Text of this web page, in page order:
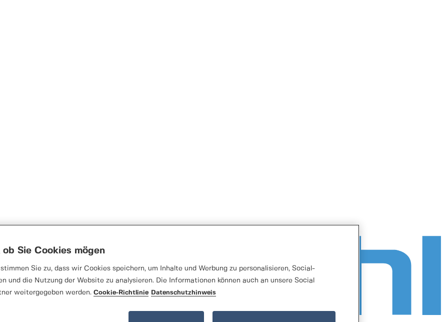
ob Sie Cookies mögen
Sie zu, dass wir Cookies speichern, um Inhalte und Werbung zu personalisieren, Social-
und die Nutzung der Website zu analysieren. Die Informationen können auch an unsere Social
weitergegeben werden. Cookie-Richtlinie Datenschutzhinweis